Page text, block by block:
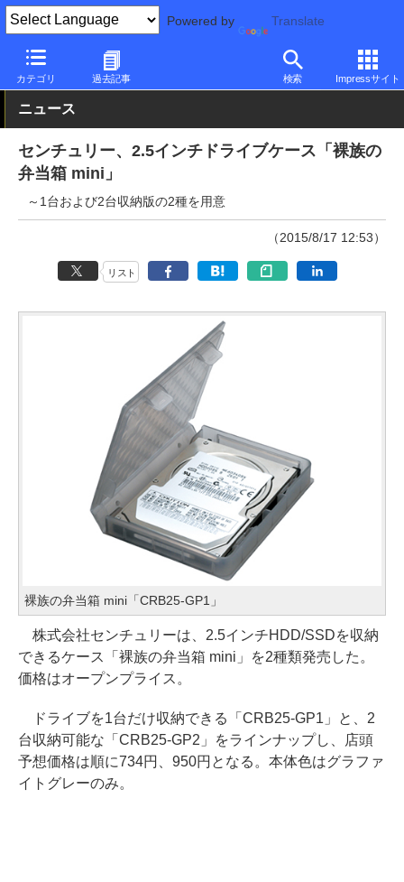
Powered by Translate
カテゴリ 過去記事 検索 Impressサイト
PC Watch 半導体/周辺機器 その他
ニュース
センチュリー、2.5インチドライブケース「裸族の
弁当箱 mini」
～1台および2台収納版の2種を用意
（2015/8/17 12:53）
リスト
裸族の弁当箱 mini「CRB25-GP1」
株式会社センチュリーは、2.5インチHDD/SSDを収納
できるケース「裸族の弁当箱 mini」を2種類発売した。
価格はオープンプライス。
ドライブを1台だけ収納できる「CRB25-GP1」と、2
台収納可能な「CRB25-GP2」をラインナップし、店頭
予想価格は順に734円、950円となる。本体色はグラファ
イトグレーのみ。